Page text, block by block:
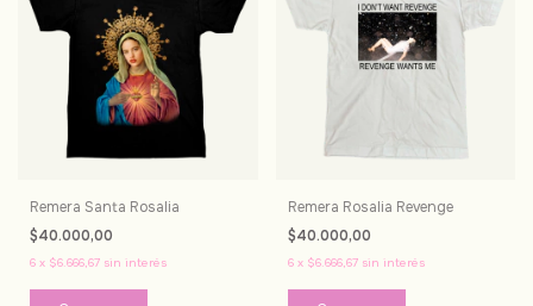
Remera Santa Rosalia
$40.000,00
6 x $6.666,67 sin interés
Remera Rosalia Revenge
$40.000,00
6 x $6.666,67 sin interés